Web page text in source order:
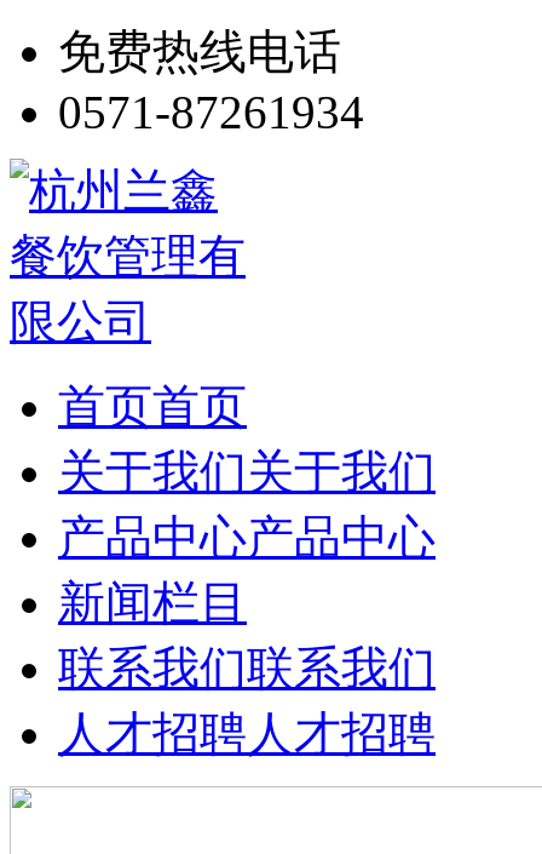
免费热线电话
0571-87261934
首页首页
关于我们关于我们
产品中心产品中心
新闻栏目
联系我们联系我们
人才招聘人才招聘